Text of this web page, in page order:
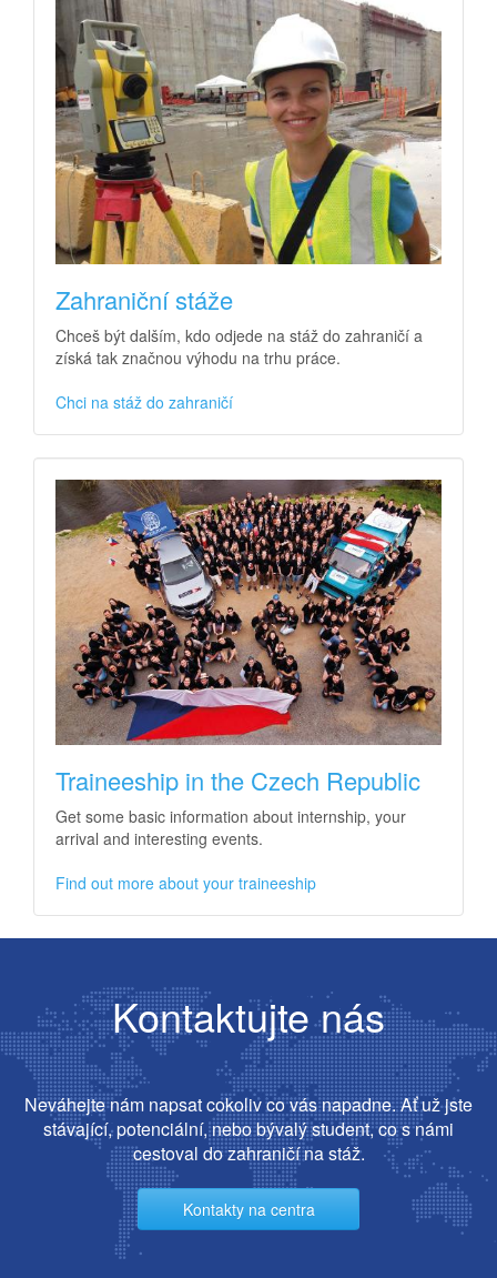
Zahraniční stáže
Chceš být dalším, kdo odjede na stáž do zahraničí a
získá tak značnou výhodu na trhu práce.
Chci na stáž do zahraničí
Traineeship in the Czech Republic
Get some basic information about internship, your
arrival and interesting events.
Find out more about your traineeship
Kontaktujte nás
Neváhejte nám napsat cokoliv co vás napadne. Ať už jste
stávající, potenciální, nebo bývalý student, co s námi
cestoval do zahraničí na stáž.
Kontakty na centra